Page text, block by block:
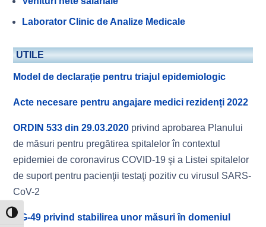
Toggle High Contrast
Laborator Clinic de Analize Medicale
UTILE
Model de declarație pentru triajul epidemiologic
Acte necesare pentru angajare medici rezidenți 2022
ORDIN 533 din 29.03.2020 privind aprobarea Planului
de măsuri pentru pregătirea spitalelor în contextul
epidemiei de coronavirus COVID-19 şi a Listei spitalelor
de suport pentru pacienţii testaţi pozitiv cu virusul SARS-
CoV-2
HG-49 privind stabilirea unor măsuri în domeniul